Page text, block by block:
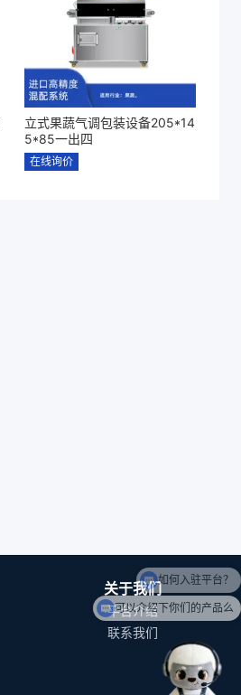
立式果蔬气调包装设备205*14
5*85一出四
在线询价
关于我们
平台介绍
联系我们
可以介绍下你们的产品么
如何入驻平台？